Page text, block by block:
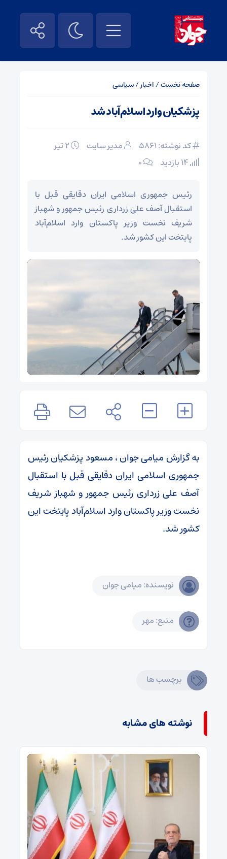
صفحه نخست/ اخبار/سیاسی
پزشکیان وارد اسلام‌آباد شد
کد نوشته: 5861 مدیر سایت
۰
رئیس جمهوری اسلامی ایران دقایقی قبل با
استقبال آصف علی زرداری رئیس جمهور و شهباز
شریف نخست وزیر پاکستان وارد اسلام‌آباد
پایتخت این کشور شد.
به گزارش میامی جوان ، مسعود پزشکیان رئیس
جمهوری اسلامی ایران دقایقی قبل با استقبال
آصف علی زرداری رئیس جمهور و شهباز شریف
نخست وزیر پاکستان وارد اسلام‌آباد پایتخت این
کشور شد.
نویسنده: میامی جوان
منبع: مهر
برچسب ها
نوشته های مشابه